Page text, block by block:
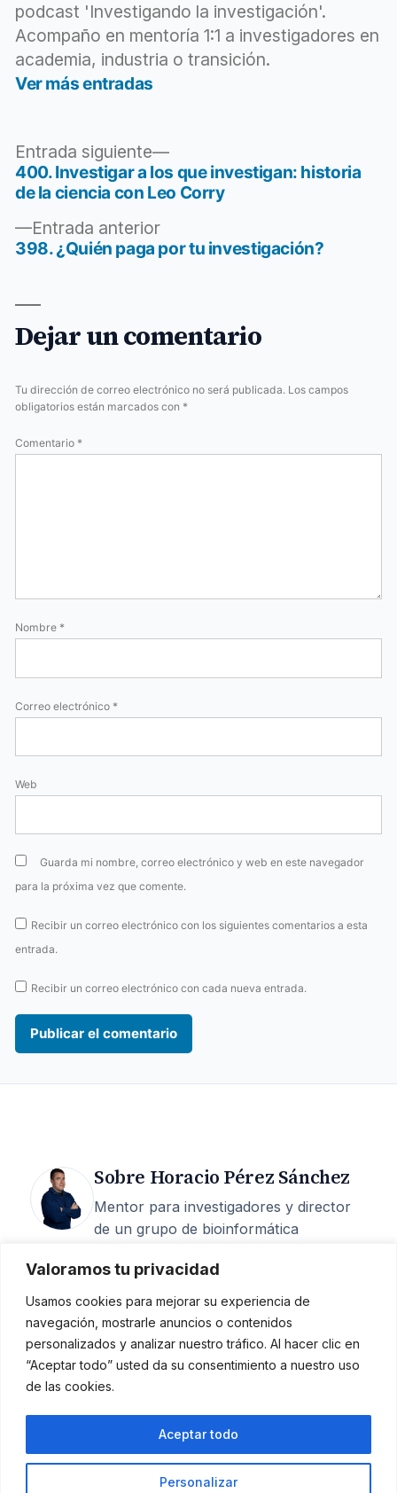
Valoramos tu privacidad
Usamos cookies para mejorar su experiencia de
navegación, mostrarle anuncios o contenidos
personalizados y analizar nuestro tráfico. Al hacer clic en
“Aceptar todo” usted da su consentimiento a nuestro uso
de las cookies.
Personalizar
Aceptar todo
podcast 'Investigando la investigación'.
Acompaño en mentoría 1:1 a investigadores en
academia, industria o transición.
Ver más entradas
Navegación
de
entradas
Entrada anteriorEntrada
anterior:
398. ¿Quién paga por tu investigación?
Entrada siguiente
Entrada
siguiente:
400. Investigar a los que investigan: historia
de la ciencia con Leo Corry
Dejar un comentario
Tu dirección de correo electrónico no será publicada. Los campos
obligatorios están marcados con *
Comentario *
Nombre *
Correo electrónico *
Web
Guarda mi nombre, correo electrónico y web en este navegador
para la próxima vez que comente.
Recibir un correo electrónico con los siguientes comentarios a esta
entrada.
Recibir un correo electrónico con cada nueva entrada.
Sobre Horacio Pérez Sánchez
Mentor para investigadores y director
de un grupo de bioinformática
carrera, 200+ artículos, 6 M€
captados, 15 tesis dirigidas y más de
400 episodios del podcastInvestigando
la investigación.
Mentoría · Quién soy·Podcast·